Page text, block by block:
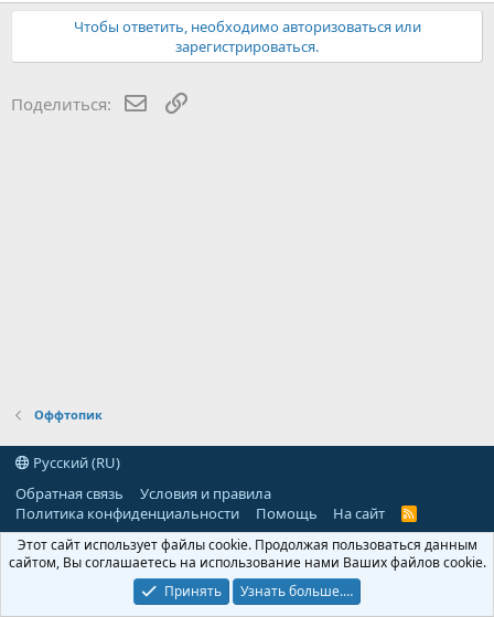
я
Чтобы ответить, необходимо авторизоваться или
зарегистрироваться.
Поделиться: E-mail
Оффтопик
Русский (RU)
Обратная связь
Условия и правила
Политика конфиденциальности
Помощь На сайт
R
S
Этот сайт использует файлы cookie. Продолжая пользоваться данным
сайтом, Вы соглашаетесь на использование нами Ваших файлов cookie.
Принять
Узнать больше.…